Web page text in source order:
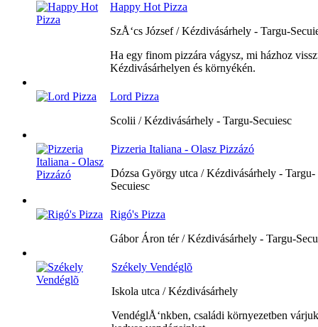
Happy Hot Pizza
SzÅ‘cs József / Kézdivásárhely - Targu-
Ha egy finom pizzára vágysz, mi házhoz
Kézdivásárhelyen és környékén.
Lord Pizza
Scolii / Kézdivásárhely - Targu-Secuiesc
Pizzeria Italiana - Olasz Pizzázó
Dózsa György utca / Kézdivásárhely - Targu-
Secuiesc
Rigó's Pizza
Gábor Áron tér / Kézdivásárhely - Targu-
Székely Vendéglõ
Iskola utca / Kézdivásárhely
VendéglÅ‘nkben, családi környezetben várjuk